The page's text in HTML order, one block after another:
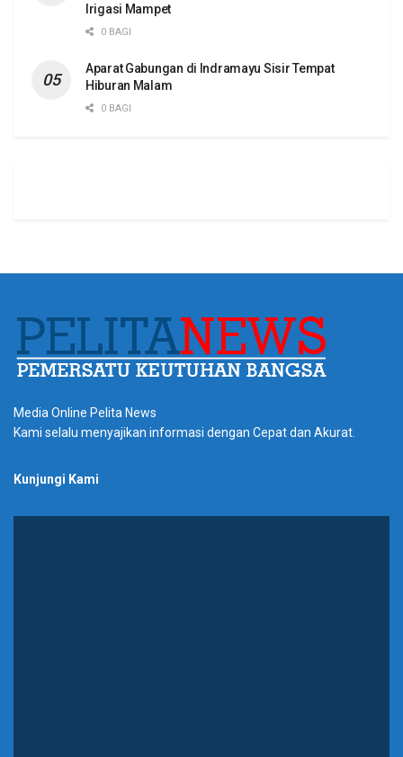
Irigasi Mampet
0 BAGI
Aparat Gabungan di Indramayu Sisir Tempat
Hiburan Malam
0 BAGI
Media Online Pelita News
Kami selalu menyajikan informasi dengan Cepat dan Akurat.
Kunjungi Kami